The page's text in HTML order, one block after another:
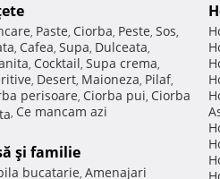
, Paste, Ciorba, Peste, Sos,
, Cafea, Supa, Dulceata,
, Cocktail, Supa crema,
, Desert, Maioneza, Pilaf,
perisoare, Ciorba pui, Ciorba
, Ce mancam azi
şi familie
bucatarie, Amenajari